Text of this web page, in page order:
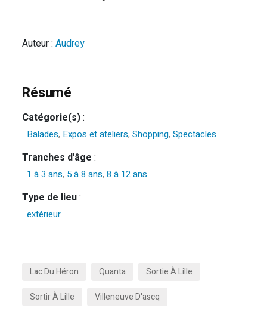
Auteur :Audrey
Résumé
Catégorie(s):
Balades, Expos et ateliers,Shopping,Spectacles
Tranches d'âge :
1 à 3 ans, 5 à 8 ans,8 à 12 ans
Type de lieu:
extérieur
Lac Du Héron Quanta
Sortie À Lille
Sortir À Lille
Villeneuve D'ascq